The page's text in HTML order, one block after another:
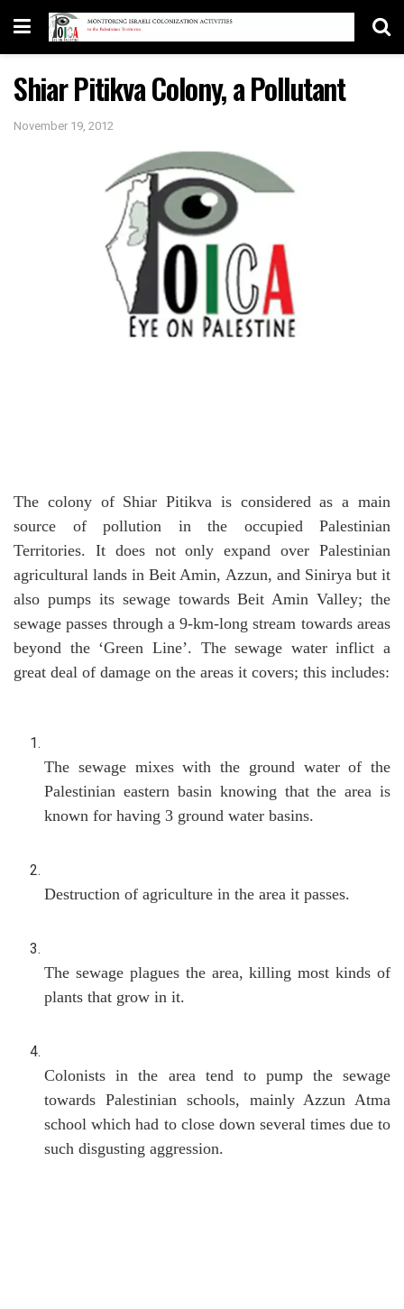
Shiar Pitikva Colony, a Pollutant
November 19, 2012
The colony of Shiar Pitikva is considered as a main
source of pollution in the occupied Palestinian
Territories. It does not only expand over Palestinian
agricultural lands in Beit Amin, Azzun, and Sinirya but it
also pumps its sewage towards Beit Amin Valley; the
sewage passes through a 9-km-long stream towards areas
beyond the ‘Green Line’. The sewage water inflict a
great deal of damage on the areas it covers; this includes:
The sewage mixes with the ground water of the
Palestinian eastern basin knowing that the area is
known for having 3 ground water basins.
Destruction of agriculture in the area it passes.
The sewage plagues the area, killing most kinds of
plants that grow in it.
Colonists in the area tend to pump the sewage
towards Palestinian schools, mainly Azzun Atma
school which had to close down several times due to
such disgusting aggression.